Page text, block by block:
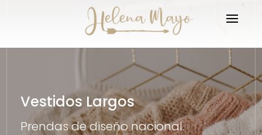
Vestidos Largos
Prendas de diseño nacional.